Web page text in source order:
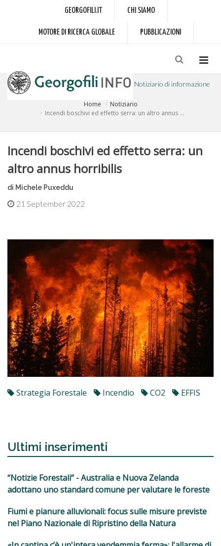
GEORGOFILI.IT CHI SIAMO
MOTORE DI RICERCA GLOBALE PUBBLICAZIONI
Notiziario di informazione
a cura dell'Accademia dei Georgofili
Home
Notiziario
Incendi boschivi ed effetto serra: un altro annus ...
Incendi boschivi ed effetto serra: un
altro annus horribilis
di Michele Puxeddu
21 September 2022
Strategia Forestale Incendio CO2 EFFIS
Ultimi inserimenti
“Notizie Forestali” - Australia e Nuova Zelanda
adottano uno standard comune per valutare le foreste
Fiumi e pianure alluvionali: focus sulle misure previste
nel Piano Nazionale di Ripristino della Natura